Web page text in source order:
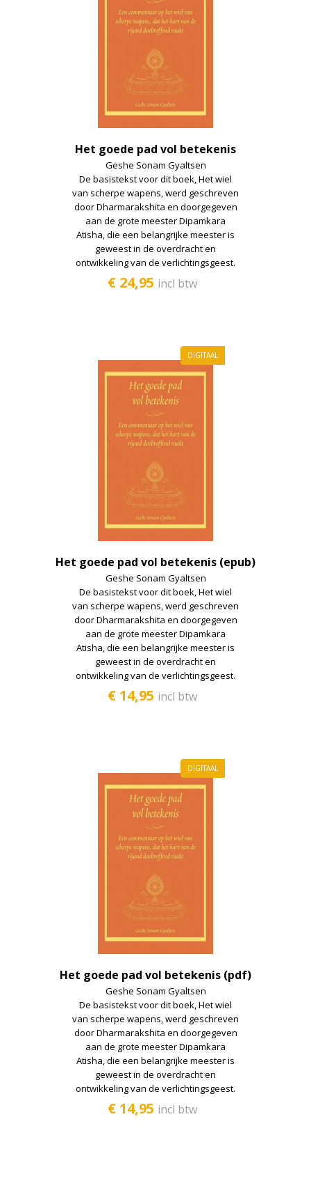
Het goede pad vol betekenis
Geshe Sonam Gyaltsen
De basistekst voor dit boek, Het wiel
van scherpe wapens, werd geschreven
door Dharmarakshita en doorgegeven
aan de grote meester Dipamkara
Atisha, die een belangrijke meester is
geweest in de overdracht en
ontwikkeling van de verlichtingsgeest.
€ 24,95 incl btw
DIGITAAL
Het goede pad vol betekenis (epub)
Geshe Sonam Gyaltsen
De basistekst voor dit boek, Het wiel
van scherpe wapens, werd geschreven
door Dharmarakshita en doorgegeven
aan de grote meester Dipamkara
Atisha, die een belangrijke meester is
geweest in de overdracht en
ontwikkeling van de verlichtingsgeest.
€ 14,95 incl btw
DIGITAAL
Het goede pad vol betekenis (pdf)
Geshe Sonam Gyaltsen
De basistekst voor dit boek, Het wiel
van scherpe wapens, werd geschreven
door Dharmarakshita en doorgegeven
aan de grote meester Dipamkara
Atisha, die een belangrijke meester is
geweest in de overdracht en
ontwikkeling van de verlichtingsgeest.
€ 14,95 incl btw